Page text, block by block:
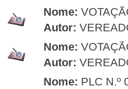
Nome:
Autor:
Nome:
Autor:
Nome: PLC N.º